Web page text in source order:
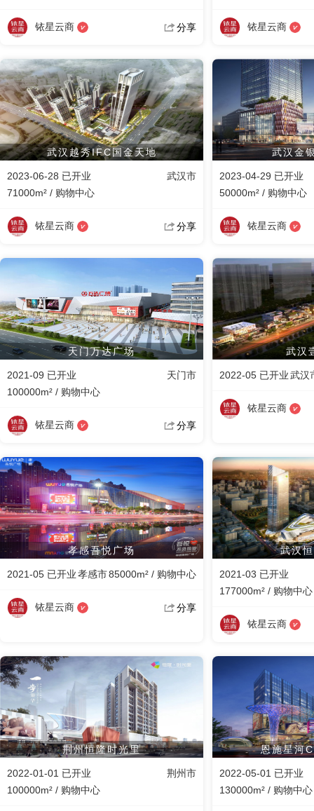
铱星云商 分享 铱星云商
武汉越秀IFC国金天地
2023-06-28 已开业
武汉市
71000m² / 购物中心
铱星云商 分享
武汉金
2023-04-29 已开业
50000m² / 购物中心
铱星云商
天门万达广场
2021-09 已开业
天门市
100000m² / 购物中心
铱星云商 分享
武汉
2022-05 已开业武汉
铱星云商
孝感吾悦广场
2021-05 已开业孝感市85000m² / 购物中心
铱星云商 分享
武汉
2021-03 已开业
177000m² / 购物中心
铱星云商
荆州恒隆时光里
2022-01-01 已开业
荆州市
100000m² / 购物中心
恩施星河
2022-05-01 已开业
130000m² / 购物中心